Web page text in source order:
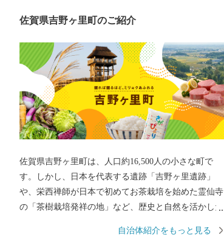
佐賀県吉野ヶ里町のご紹介
佐賀県吉野ヶ里町は、人口約16,500人の小さな町で
す。しかし、日本を代表する遺跡「吉野ヶ里遺跡」
や、栄西禅師が日本で初めてお茶栽培を始めた霊仙寺
の「茶樹栽培発祥の地」など、歴史と自然を活かした
はじめとした農産物、また、交通アクセスの良さを活
自治体紹介をもっと見る